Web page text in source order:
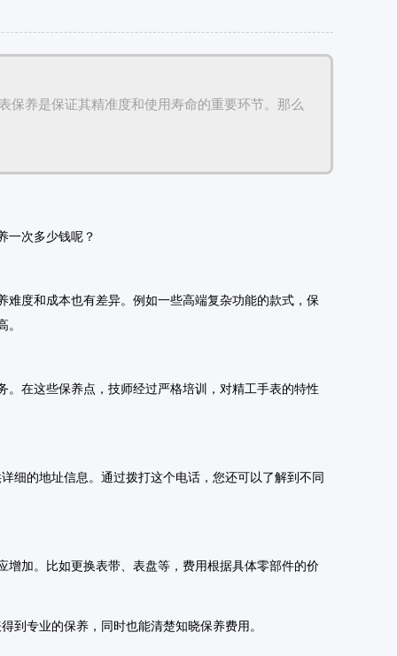
保养是保证其精准度和使用寿命的重要环节。那么
一次多少钱呢？
度和成本也有差异。例如一些高端复杂功能的款式，保
在这些保养点，技师经过严格培训，对精工手表的特性
细的地址信息。通过拨打这个电话，您还可以了解到不同
加。比如更换表带、表盘等，费用根据具体零部件的价
专业的保养，同时也能清楚知晓保养费用。